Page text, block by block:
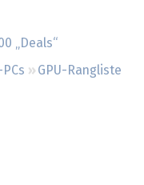
„Deals“
GPU-Rangliste